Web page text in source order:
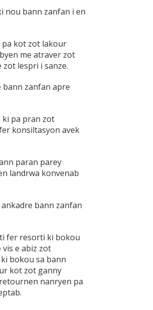
nou bann zanfan i en
pa kot zot lakour
me atraver zot
lespri i sanze.
zanfan apre
ki pa pran zot
konsiltasyon avek
paran parey
landrwa konvenab
bann zanfan
fer resorti ki bokou
e abiz zot
bokou sa bann
kot zot ganny
nanryen pa